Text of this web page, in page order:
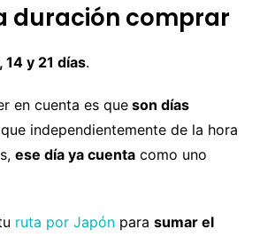
duración comprar
14 y 21 días.
en cuenta es queson días
independientemente de la hora
ese día ya cuentacomo uno
ruta por Japónpara sumar el